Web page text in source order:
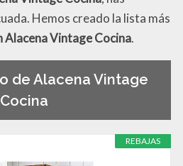
Hemos creado la lista más
Alacena Vintage Cocina.
de Alacena Vintage
Cocina
REBAJAS